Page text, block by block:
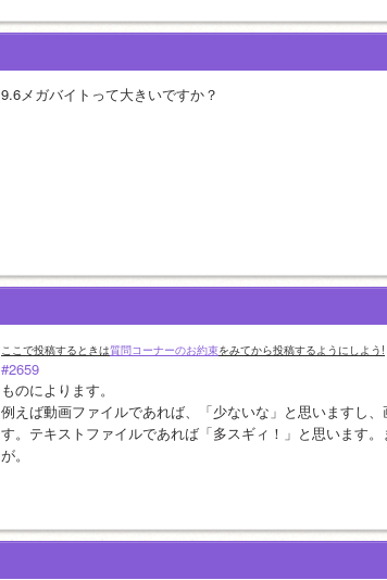
9.6メガバイトって大きいですか？
ここで投稿するときは質問コーナーのお約束をみてから投稿するようにしよう!
#2659
ものによります。
例えば動画ファイルであれば、「少ないな」と思いますし
す。テキストファイルであれば「多スギィ！」と思います
が。